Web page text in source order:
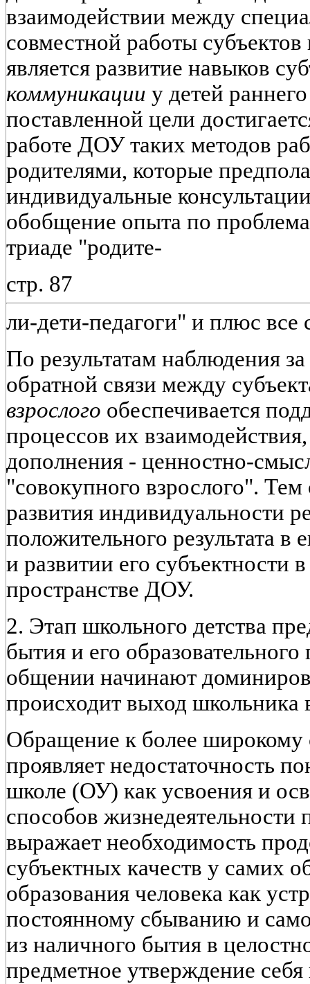
взаимодействии между
совместной работы субъектов
является развитие навыков
коммуникации у детей
поставленной цели
работе ДОУ таких методов
родителями, которые
индивидуальные
обобщение опыта по
триаде "родите-
стр. 87
ли-дети-педагоги" и плюс
По результатам наблюдения
обратной связи между
взрослого обеспечивается
процессов их
дополнения - ценностно-
"совокупного взрослого".
развития индивидуальности
положительного результата в
и развитии его субъектности
пространстве ДОУ.
2. Этап школьного детства
бытия и его
общении начинают
происходит выход школьника
Обращение к более широкому
проявляет недостаточность
школе (ОУ) как усвоения и
способов
выражает необходимость
субъектных качеств у самих
образования человека как
постоянному сбыванию и
из наличного бытия в
предметное утверждение